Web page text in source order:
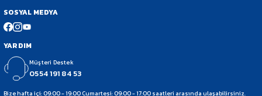
SOSYAL MEDYA
YARDIM
Müşteri Destek
0554 191 84 53
Bize hafta içi: 09:00 - 19:00 Cumartesi: 09:00 - 17:00 saatleri arasında ulaşabilirsiniz.